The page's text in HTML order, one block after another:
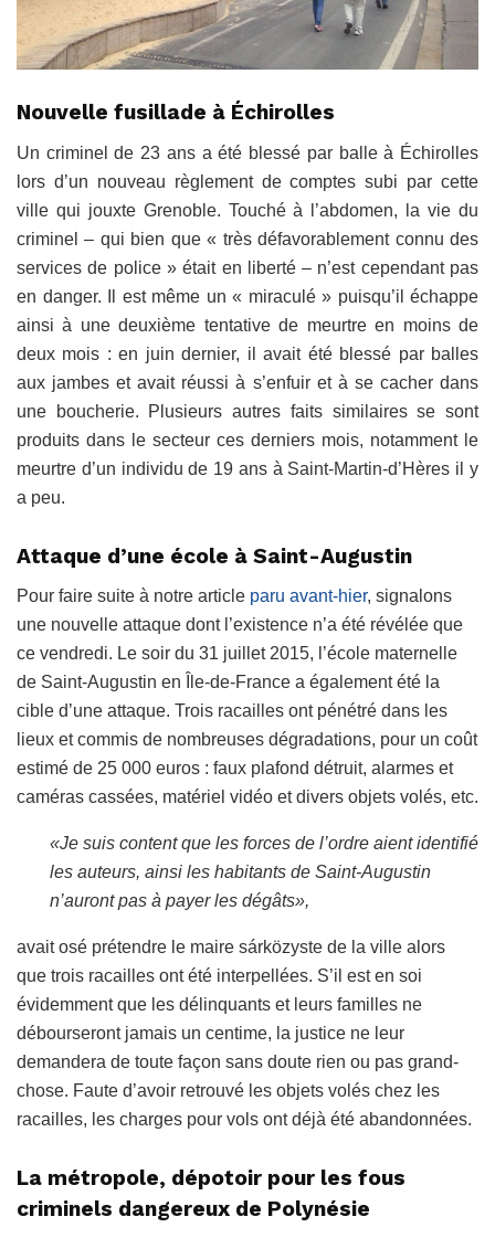
Nouvelle fusillade à Échirolles
Un criminel de 23 ans a été blessé par balle à Échirolles
lors d’un nouveau règlement de comptes subi par cette
ville qui jouxte Grenoble. Touché à l’abdomen, la vie du
criminel – qui bien que « très défavorablement connu des
services de police » était en liberté – n’est cependant pas
en danger. Il est même un « miraculé » puisqu’il échappe
ainsi à une deuxième tentative de meurtre en moins de
deux mois : en juin dernier, il avait été blessé par balles
aux jambes et avait réussi à s’enfuir et à se cacher dans
une boucherie. Plusieurs autres faits similaires se sont
produits dans le secteur ces derniers mois, notamment le
meurtre d’un individu de 19 ans à Saint-Martin-d’Hères il y
a peu.
Attaque d’une école à Saint-Augustin
Pour faire suite à notre article paru avant-hier, signalons
une nouvelle attaque dont l’existence n’a été révélée que
ce vendredi. Le soir du 31 juillet 2015, l’école maternelle
de Saint-Augustin en Île-de-France a également été la
cible d’une attaque. Trois racailles ont pénétré dans les
lieux et commis de nombreuses dégradations, pour un coût
estimé de 25 000 euros : faux plafond détruit, alarmes et
caméras cassées, matériel vidéo et divers objets volés, etc.
«Je suis content que les forces de l’ordre aient identifié
les auteurs, ainsi les habitants de Saint-Augustin
n’auront pas à payer les dégâts»,
avait osé prétendre le maire sárközyste de la ville alors
que trois racailles ont été interpellées. S’il est en soi
évidemment que les délinquants et leurs familles ne
débourseront jamais un centime, la justice ne leur
demandera de toute façon sans doute rien ou pas grand-
chose. Faute d’avoir retrouvé les objets volés chez les
racailles, les charges pour vols ont déjà été abandonnées.
La métropole, dépotoir pour les fous
criminels dangereux de Polynésie